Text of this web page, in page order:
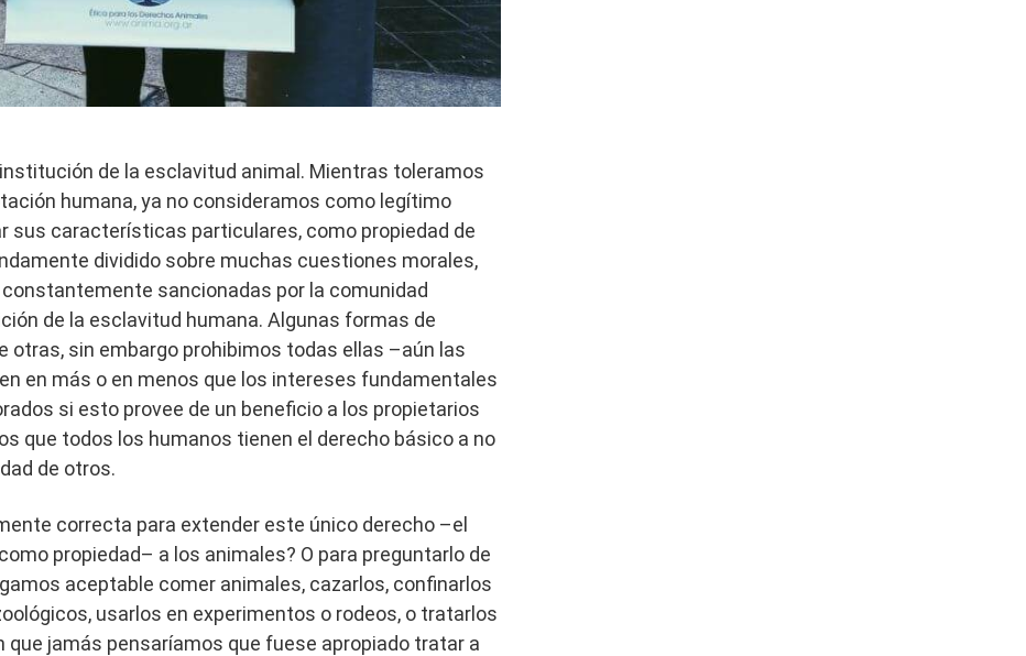
de la esclavitud animal. Mientras toleramos
humana, ya no consideramos como legítimo
sus características particulares, como propiedad de
dividido sobre muchas cuestiones morales,
sancionadas por la comunidad
de la esclavitud humana. Algunas formas de
otras, sin embargo prohibimos todas ellas –aún las
en más o en menos que los intereses fundamentales
si esto provee de un beneficio a los propietarios
que todos los humanos tienen el derecho básico a no
de otros.
correcta para extender este único derecho –el
propiedad– a los animales? O para preguntarlo de
aceptable comer animales, cazarlos, confinarlos
usarlos en experimentos o rodeos, o tratarlos
que jamás pensaríamos que fuese apropiado tratar a